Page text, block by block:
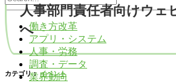
働き方改革
アプリ・システム
人事・労務
調査・データ
業界動向
人事部門責任者向けウェ
へ
カテゴリ： イベント